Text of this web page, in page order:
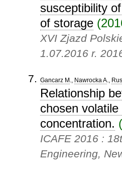
susceptibility
of storage
XVI Zjazd
1.07.2016 r.
Gancarz M ., Nawrocka A.,
Relationship
chosen
concentration.
ICAFE 2016 :
Engineering,